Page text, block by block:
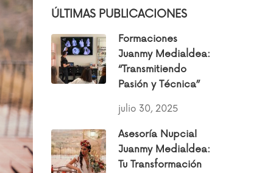
ÚLTIMAS PUBLICACIONES
Formaciones
Juanmy Medialdea:
“Transmitiendo
Pasión y Técnica”
julio 30, 2025
Asesoría Nupcial
Juanmy Medialdea:
Tu Transformación